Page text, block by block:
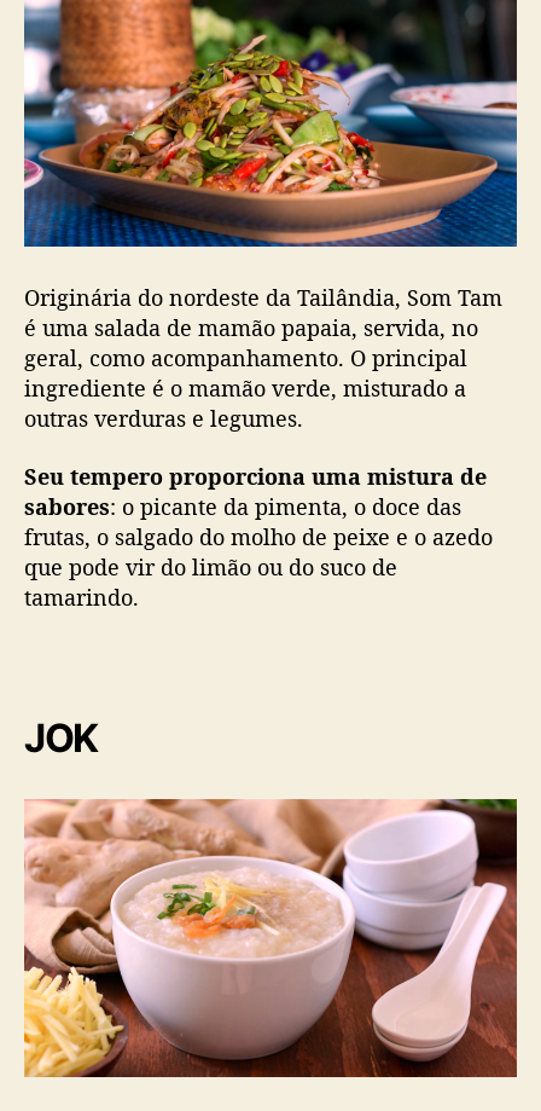
Originária do nordeste da Tailândia, Som Tam
é uma salada de mamão papaia, servida, no
geral, como acompanhamento. O principal
ingrediente é o mamão verde, misturado a
outras verduras e legumes.
Seu tempero proporciona uma mistura de
sabores: o picante da pimenta, o doce das
frutas, o salgado do molho de peixe e o azedo
que pode vir do limão ou do suco de
tamarindo.
JOK